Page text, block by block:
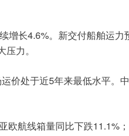
增长4.6%。新交付船舶运力
力。
价处于近5年来最低水平。
欧航线箱量同比下跌11.1%